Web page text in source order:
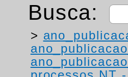
Busca:
>